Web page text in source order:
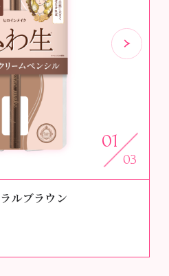
01
03
ルブラウン